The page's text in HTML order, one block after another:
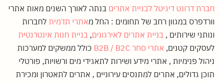
חברת דרונט דיגיטל לבניית אתרים בנתה לאורך השנים מאות אתרי
וורדפרס במגוון רחב של תחומים : החל מאתרי תדמית לחברות
ונותני שירותים ,בניית אתרים לאירגונים,בניית חנות אינטרנטית
לעסקים קטנים, אתרי סחר B2B / B2C
כולל ממשקים למערכות
ניהול פנימיות , אתרי מידע ושירות לתאגידי מים ורשויות, פורטלי
תוכן גדולים, אתרים למתנסים עירוניים , אתרים לתאטרון ומכירת